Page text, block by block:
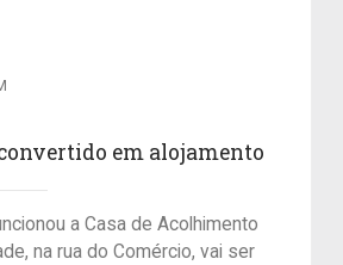
em alojamento
a Casa de Acolhimento
na rua do Comércio, vai ser